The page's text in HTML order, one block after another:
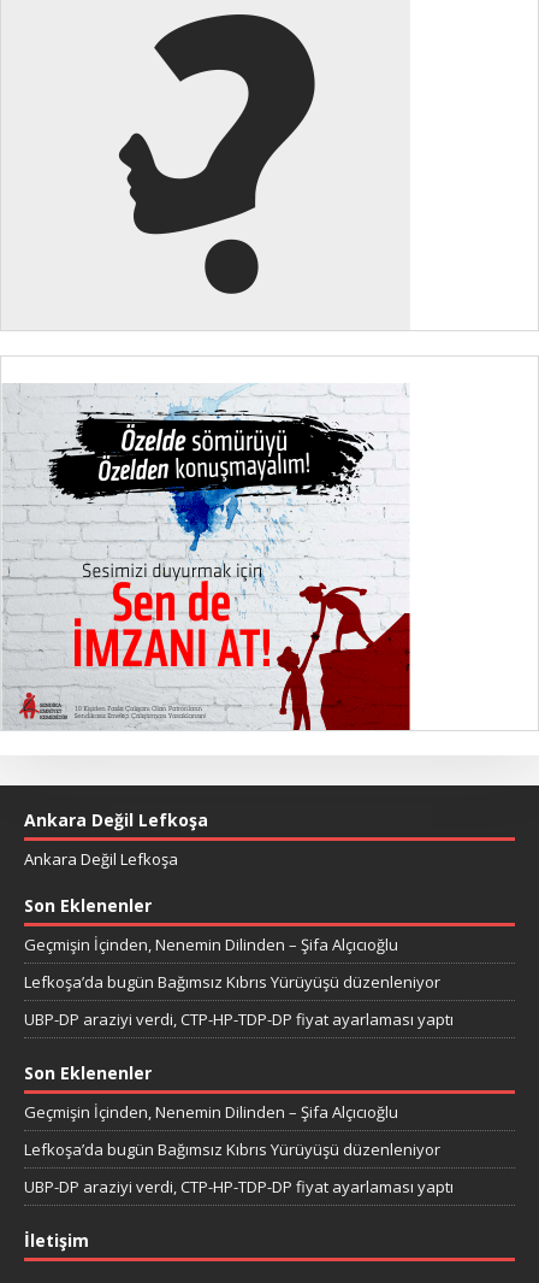
Ankara Değil Lefkoşa
Ankara Değil Lefkoşa
Son Eklenenler
Geçmişin İçinden, Nenemin Dilinden – Şifa Alçıcıoğlu
Lefkoşa’da bugün Bağımsız Kıbrıs Yürüyüşü düzenleniyor
UBP-DP araziyi verdi, CTP-HP-TDP-DP fiyat ayarlaması yaptı
Son Eklenenler
Geçmişin İçinden, Nenemin Dilinden – Şifa Alçıcıoğlu
Lefkoşa’da bugün Bağımsız Kıbrıs Yürüyüşü düzenleniyor
UBP-DP araziyi verdi, CTP-HP-TDP-DP fiyat ayarlaması yaptı
İletişim